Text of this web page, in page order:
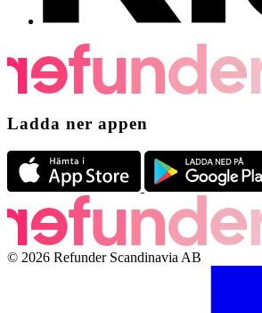
Ladda ner appen
© 2026 Refunder Scandinavia AB